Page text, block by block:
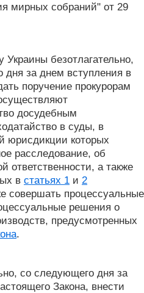
мирных собраний" от 29
Украины безотлагательно,
дня за днем ​​вступления в
поручение прокурорам
досудебным
в суды, в
юрисдикции которых
расследование, об
ответственности, а также
в статьях 1 и 2
совершать процессуальные
решения о
предусмотренных
.
со следующего дня за
Закона, внести